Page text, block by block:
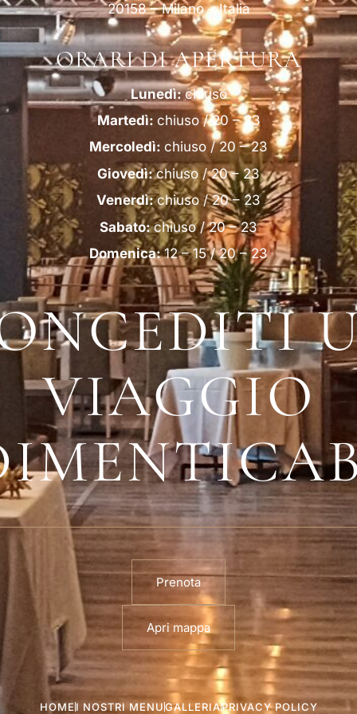
20158 – Milano – Italia
ORARI DI APERTURA
Lunedì:chiuso
Martedì: chiuso / 20 – 23
Mercoledì: chiuso / 20 – 23
Giovedì:chiuso / 20 – 23
Venerdì:chiuso / 20 – 23
Sabato:chiuso / 20 – 23
Domenica:12 – 15 / 20 – 23
VIAGGIO
Prenota
Apri mappa
HOME I NOSTRI MENUGALLERIAPRIVACY POLICY